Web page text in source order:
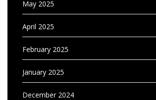
May 2025
April 2025
February 2025
January 2025
December 2024